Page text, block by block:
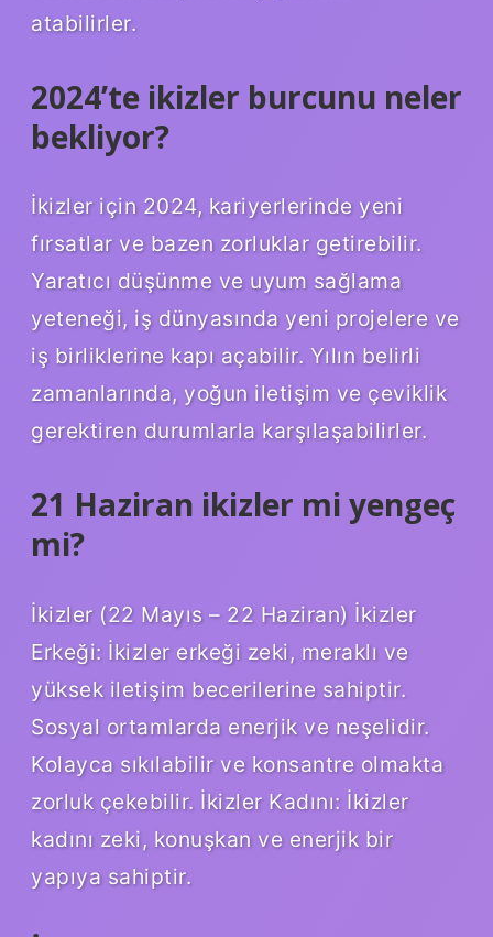
atabilirler.
2024’te ikizler burcunu neler
bekliyor?
İkizler için 2024, kariyerlerinde yeni
fırsatlar ve bazen zorluklar getirebilir.
Yaratıcı düşünme ve uyum sağlama
yeteneği, iş dünyasında yeni projelere ve
iş birliklerine kapı açabilir. Yılın belirli
zamanlarında, yoğun iletişim ve çeviklik
gerektiren durumlarla karşılaşabilirler.
21 Haziran ikizler mi yengeç
mi?
İkizler (22 Mayıs – 22 Haziran) İkizler
Erkeği: İkizler erkeği zeki, meraklı ve
yüksek iletişim becerilerine sahiptir.
Sosyal ortamlarda enerjik ve neşelidir.
Kolayca sıkılabilir ve konsantre olmakta
zorluk çekebilir. İkizler Kadını: İkizler
kadını zeki, konuşkan ve enerjik bir
yapıya sahiptir.